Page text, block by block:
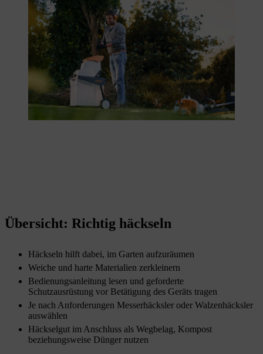
Übersicht: Richtig häckseln
Häckseln hilft dabei, im Garten aufzuräumen
Weiche und harte Materialien zerkleinern
Bedienungsanleitung lesen und geforderte
Schutzausrüstung vor Betätigung des Geräts tragen
Je nach Anforderungen Messerhäcksler oder Walzenhäcksler
auswählen
Häckselgut im Anschluss als Wegbelag, Kompost
beziehungsweise Dünger nutzen